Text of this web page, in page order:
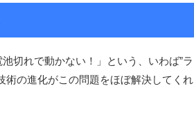
切れで動かない！」という、いわば”ラ
術の進化がこの問題をほぼ解決してくれ